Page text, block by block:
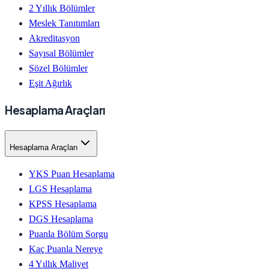
2 Yıllık Bölümler
Meslek Tanıtımları
Akreditasyon
Sayısal Bölümler
Sözel Bölümler
Eşit Ağırlık
Hesaplama Araçları
Hesaplama Araçları
YKS Puan Hesaplama
LGS Hesaplama
KPSS Hesaplama
DGS Hesaplama
Puanla Bölüm Sorgu
Kaç Puanla Nereye
4 Yıllık Maliyet